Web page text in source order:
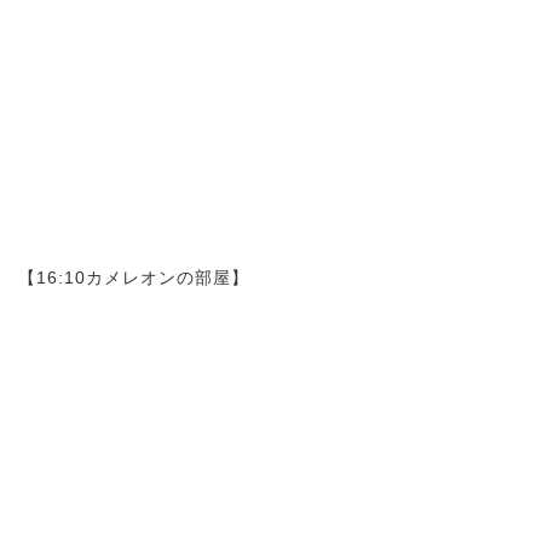
【16:10カメレオンの部屋】